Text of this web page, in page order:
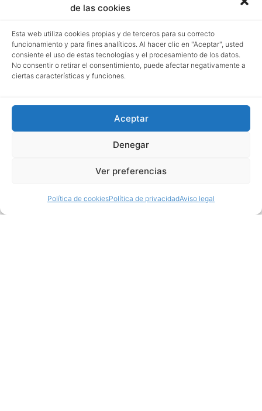
de las cookies
Esta web utiliza cookies propias y de terceros para su correcto
funcionamiento y para fines analíticos. Al hacer clic en "Aceptar", usted
consiente el uso de estas tecnologías y el procesamiento de los datos.
No consentir o retirar el consentimiento, puede afectar negativamente a
ciertas características y funciones.
Aceptar
Denegar
Ver preferencias
Política de cookiesPolítica de privacidadAviso legal